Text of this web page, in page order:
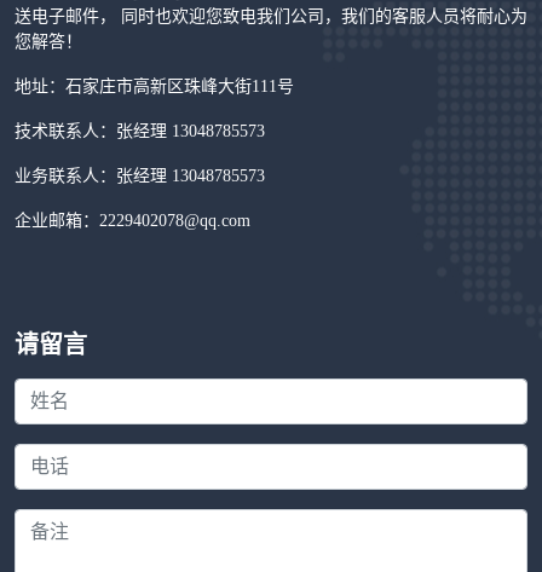
送电子邮件， 同时也欢迎您致电我们公司，我们的客服人员将耐心为
您解答！
地址：石家庄市高新区珠峰大街111号
技术联系人：张经理 13048785573
业务联系人：张经理 13048785573
企业邮箱：2229402078@qq.com
请留言